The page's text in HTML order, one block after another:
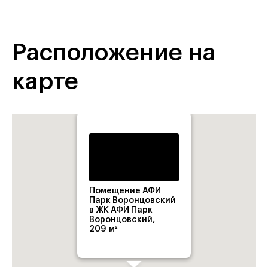
Расположение на
карте
Помещение АФИ
Парк Воронцовский
в ЖК АФИ Парк
Воронцовский,
209 м²